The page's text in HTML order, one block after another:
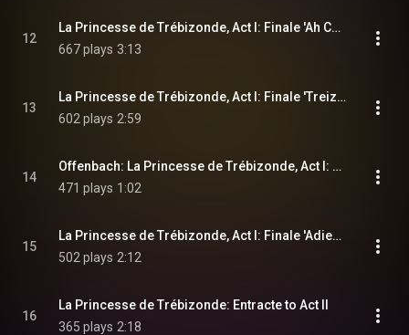
12
La Princesse de Trébizonde, Act I: Finale 'Ah Ce spectacle etait charmant' (Chorus, Zanetta, Cabriolo, Tremolini, Regina, le Directeur)
667 plays 3:13
13
La Princesse de Trébizonde, Act I: Finale 'Treize cent treize' (Chorus, Cabriolo, Zanetta, Regina)
602 plays 2:59
14
Offenbach: La Princesse de Trébizonde, Act I: Finale 'Adieu, patron, moi je vous quitte' (Tremolini, Cabriolo, Regina, Paola)
471 plays 1:02
15
La Princesse de Trébizonde, Act I: Finale 'Adieu, baraque hereditaire' (Zanetta, Regina, Paola, Trémolini, Cabriolo, Chorus)
502 plays 2:12
16
La Princesse de Trébizonde: Entracte to Act II
365 plays 2:18